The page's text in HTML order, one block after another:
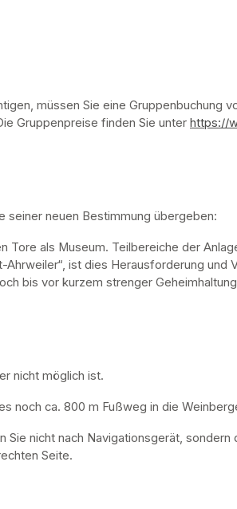
müssen Sie eine Gruppenbuchung
Gruppenpreise finden Sie unter https://
seiner neuen Bestimmung übergeben:
als Museum. Teilbereiche der
ist dies Herausforderung
bis vor kurzem strenger
nicht möglich ist.
noch ca. 800 m Fußweg in die
nicht nach Navigationsgerät,
Seite.